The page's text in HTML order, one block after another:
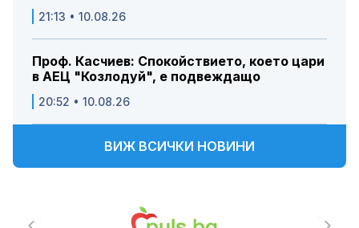
21:13 • 10.08.26
Проф. Касчиев: Спокойствието, което цари
в АЕЦ "Козлодуй", е подвеждащо
20:52 • 10.08.26
ВИЖ ВСИЧКИ НОВИНИ